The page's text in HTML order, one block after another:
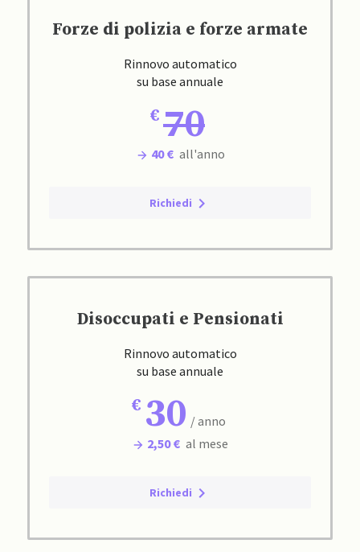
Forze di polizia e forze armate
Rinnovo automatico
su base annuale
70
40 € all'anno
Richiedi
Disoccupati e Pensionati
Rinnovo automatico
su base annuale
30 / anno
2,50 € al mese
Richiedi